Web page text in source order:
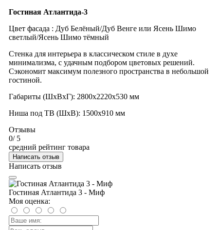
Гостиная Атлантида-3
Цвет фасада : Дуб Белёный/Дуб Венге или Ясень Шимо
светлый/Ясень Шимо тёмный
Стенка для интерьера в классическом стиле в духе
минимализма, с удачным подбором цветовых решений.
Сэкономит максимум полезного пространства в небольшой
гостиной.
Габариты (ШхВхГ): 2800x2220x530 мм
Ниша под ТВ (ШхВ): 1500x910 мм
Отзывы
0/ 5
средний рейтинг товара
Написать отзыв
Написать отзыв
Гостиная Атлантида 3 - Миф
Моя оценка: